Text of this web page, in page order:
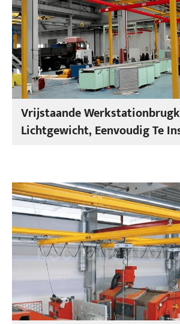
Vrijstaande
Lichtgewicht, Eenvoudig Te